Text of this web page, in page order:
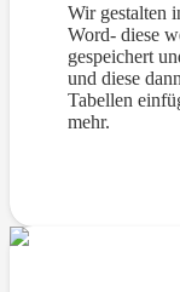
Wir gestalten
Word- diese
gespeichert
und diese
Tabellen
mehr.